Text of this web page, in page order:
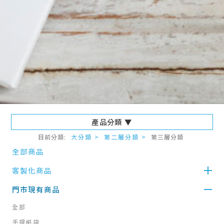
產品分類 ▼
目前分類: 大分類 > 第二層分類 > 第三層分類
全部商品
客製化商品
門市現有商品
全部
手提紙袋